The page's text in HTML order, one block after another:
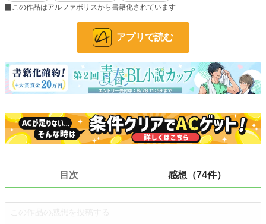
「やはり君は、私の運命だ」そう呟く桔梗。
スパダリ御曹司αの桔梗×βからΩに変わってしまった天涯孤独の楓が紡ぐ身分差
小説 21,859 位 / 228,589 件
BL 5,510 位 / 31,384 件
24h.ポイント 28 pt
文字数(レンタル含む) 175,615
初回公開日時 2022.01.16 13:55
この作品はアルファポリスから書籍化されています
アプリで読む
目次 感想（74件）